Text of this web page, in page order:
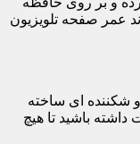
عمر صفحه تلویزیون
شکننده ای ساخته
داشته باشید تا هیچ